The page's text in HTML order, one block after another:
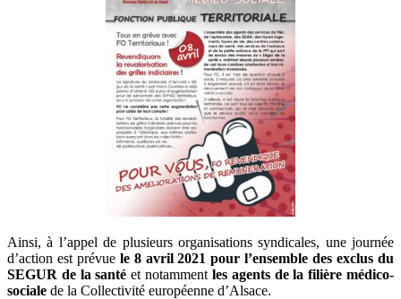
Ainsi, à l’appel de plusieurs organisations syndicales, une journée
d’action est prévue le 8 avril 2021 pour l’ensemble des exclus du
SEGUR de la santé et notamment les agents de la filière médico-
sociale de la Collectivité européenne d’Alsace.